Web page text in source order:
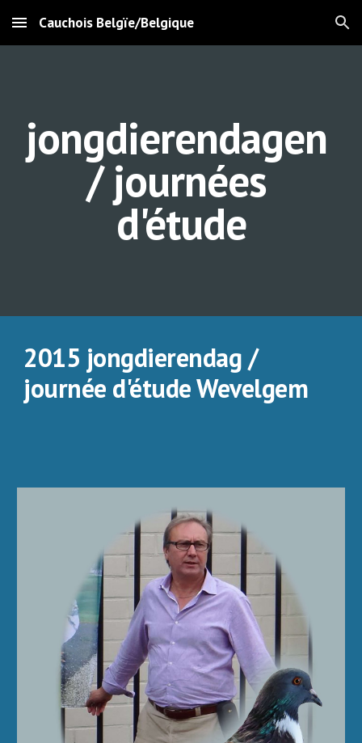
Skip to main content Skip to navigation
Cauchois Belgïe/Belgique
jongdierendagen
/ journées
d'étude
2015 jongdierendag /
journée d'étude Wevelgem